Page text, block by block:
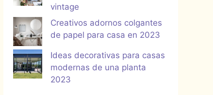
vintage
Creativos adornos colgantes
de papel para casa en 2023
Ideas decorativas para casas
modernas de una planta
2023